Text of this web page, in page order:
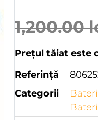
1,200.00
Prețul tăiat este
Referință
Categorii